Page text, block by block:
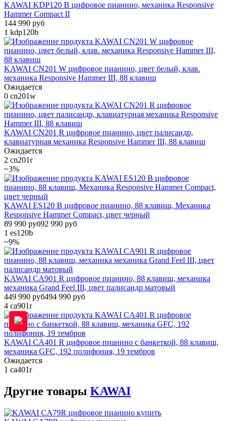
KAWAI KDP120 B цифровое пианино, механика Responsive
Hammer Compact II
144 990 руб
1 kdp120b
KAWAI CN201 W цифровое пианино, цвет белый, клав.
механика Responsive Hammer III, 88 клавиш
Ожидается
0 cn201w
KAWAI CN201 R цифровое пианино, цвет палисандр,
клавиатурная механика Responsive Hammer III, 88 клавиш
Ожидается
2 cn201r
~3%
KAWAI ES120 B цифровое пианино, 88 клавиш, Механика
Responsive Hammer Compact, цвет черный
89 990 руб92 990 руб
1 es120b
~9%
KAWAI CA901 R цифровое пианино, 88 клавиш, механика
механика Grand Feel III, цвет палисандр матовый
449 990 руб494 990 руб
4 ca901r
KAWAI CA401 R цифровое пианино с банкеткой, 88 клавиш,
механика GFC, 192 полифония, 19 тембров
Ожидается
1 ca401r
Другие товары KAWAI